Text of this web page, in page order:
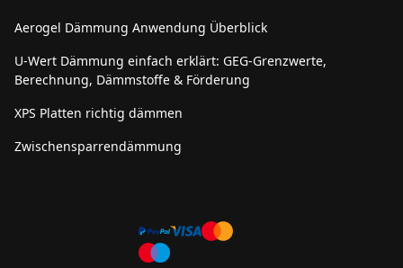
Aerogel Dämmung Anwendung Überblick
U-Wert Dämmung einfach erklärt: GEG-Grenzwerte,
Berechnung, Dämmstoffe & Förderung
XPS Platten richtig dämmen
Zwischensparrendämmung